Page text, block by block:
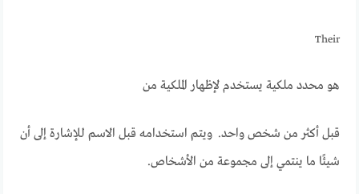
Their
هو محدد ملكية يستخدم لإظهار الملكية من
قبل أكثر من شخص واحد. ويتم استخدامه قبل الاسم للإشارة إلى أن
شيئًا ما ينتمي إلى مجموعة من الأشخاص.